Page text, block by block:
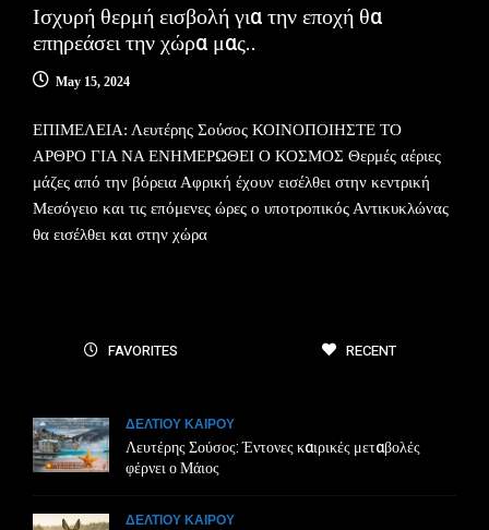
Ισχυρή θερμή εισβολή για την εποχή θα
επηρεάσει την χώρα μας..
May 15, 2024
ΕΠΙΜΕΛΕΙΑ: Λευτέρης Σούσος ΚΟΙΝΟΠΟΙΗΣΤΕ ΤΟ
ΑΡΘΡΟ ΓΙΑ ΝΑ ΕΝΗΜΕΡΩΘΕΙ Ο ΚΟΣΜΟΣ Θερμές αέριες
μάζες από την βόρεια Αφρική έχουν εισέλθει στην κεντρική
Μεσόγειο και τις επόμενες ώρες ο υποτροπικός Αντικυκλώνας
θα εισέλθει και στην χώρα
FAVORITES RECENT
ΔΕΛΤΙΟΥ ΚΑΙΡΟΥ
Λευτέρης Σούσος: Έντονες καιρικές μεταβολές
φέρνει ο Μάιος
ΔΕΛΤΙΟΥ ΚΑΙΡΟΥ